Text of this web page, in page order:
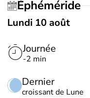
Éphéméride
Lundi 10 août
Journée
-2 min
Dernier
croissant de Lune